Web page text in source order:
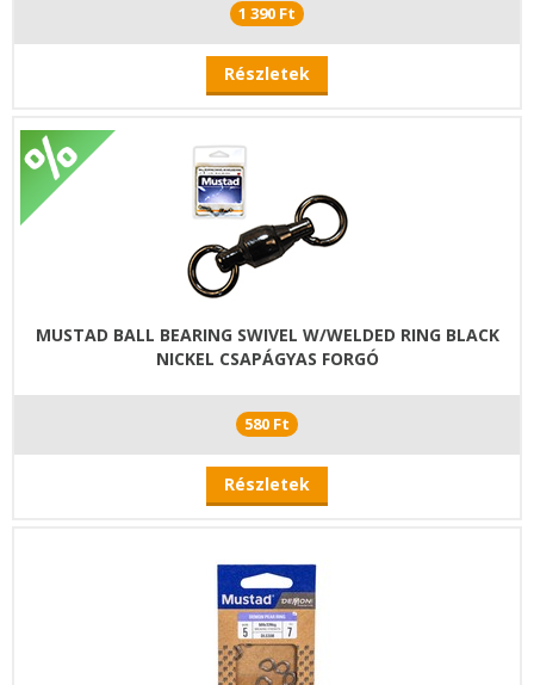
1 390 Ft
Részletek
MUSTAD BALL BEARING SWIVEL W/WELDED RING BLACK
NICKEL CSAPÁGYAS FORGÓ
580 Ft
Részletek